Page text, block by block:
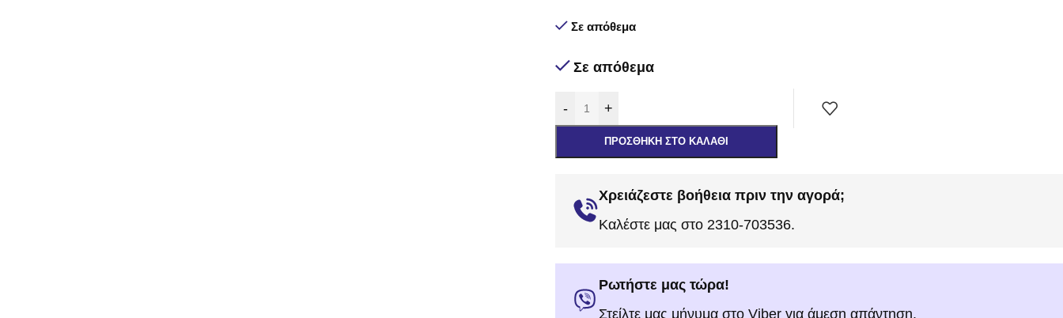
Σε απόθεμα
Σε απόθεμα
- +
ΠΡΟΣΘΉΚΗ ΣΤΟ ΚΑΛΆΘΙ
Χρειάζεστε βοήθεια πριν την αγορά;
Καλέστε μας στο 2310-703536.
Ρωτήστε μας τώρα!
Στείλτε μας μήνυμα στο Viber για άμεση απάντηση.